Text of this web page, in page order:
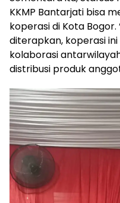
KKMP Bantarjati bisa
koperasi di Kota
diterapkan, koperasi
kolaborasi
distribusi produk